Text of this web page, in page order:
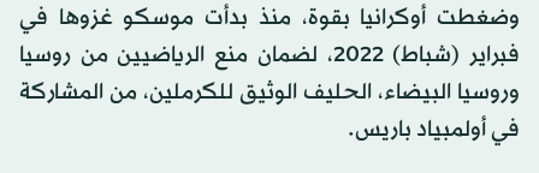
وضغطت أوكرانيا بقوة، منذ بدأت موسكو غزوها في
فبراير (شباط) 2022، لضمان منع الرياضيين من روسيا
وروسيا البيضاء، الحليف الوثيق للكرملين، من المشاركة
في أولمبياد باريس.